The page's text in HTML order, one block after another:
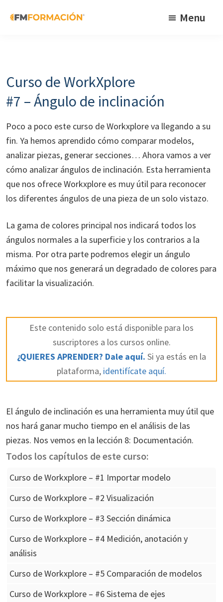
mecánica
Menu
Curso de WorkXplore
#7 – Ángulo de inclinación
Poco a poco este curso de Workxplore va llegando a su
fin. Ya hemos aprendido cómo comparar modelos,
analizar piezas, generar secciones… Ahora vamos a ver
cómo analizar ángulos de inclinación. Esta herramienta
que nos ofrece Workxplore es muy útil para reconocer
los diferentes ángulos de una pieza de un solo vistazo.
La gama de colores principal nos indicará todos los
ángulos normales a la superficie y los contrarios a la
misma. Por otra parte podremos elegir un ángulo
máximo que nos generará un degradado de colores para
facilitar la visualización.
Este contenido solo está disponible para los
suscriptores a los cursos online.
¿QUIERES APRENDER? Dale aquí. Si ya estás en la
plataforma, identifícate aquí.
El ángulo de inclinación es una herramienta muy útil que
nos hará ganar mucho tiempo en el análisis de las
piezas. Nos vemos en la lección 8: Documentación.
Todos los capítulos de este curso:
Curso de Workxplore – #1 Importar modelo
Curso de Workxplore – #2 Visualización
Curso de Workxplore – #3 Sección dinámica
Curso de Workxplore – #4 Medición, anotación y
análisis
Curso de Workxplore – #5 Comparación de modelos
Curso de Workxplore – #6 Sistema de ejes